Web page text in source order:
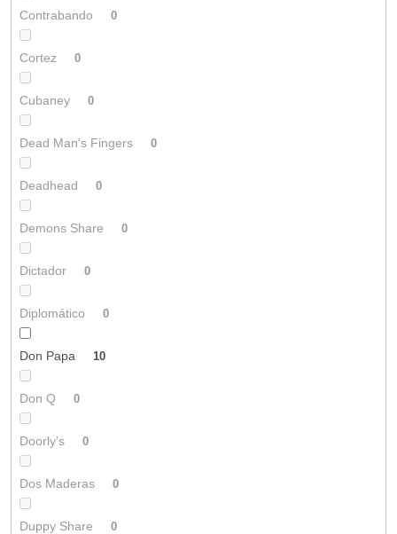
Contrabando 0
Cortez 0
Cubaney 0
Dead Man's Fingers 0
Deadhead 0
Demons Share 0
Dictador 0
Diplomático 0
Don Papa 10
Don Q 0
Doorly's 0
Dos Maderas 0
Duppy Share 0